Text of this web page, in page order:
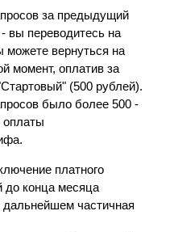
за предыдущий
вы переводитесь на
вернуться на
момент, оплатив за
(500 рублей).
было более 500 -
оплаты
платного
до конца месяца
частичная